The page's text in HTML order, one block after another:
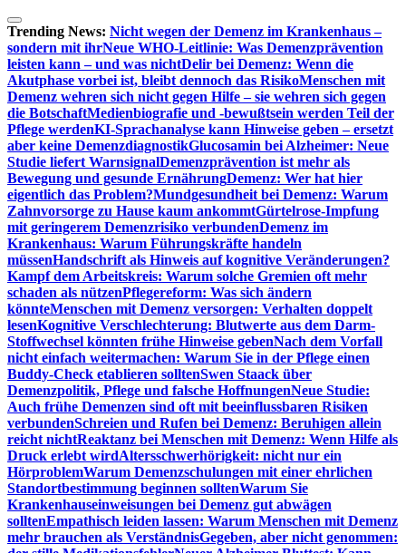
Zum
Inhalt
springen
Trending News: Nicht wegen der Demenz im Krankenhaus –
sondern mit ihrNeue WHO-Leitlinie: Was Demenzprävention
leisten kann – und was nichtDelir bei Demenz: Wenn die
Akutphase vorbei ist, bleibt dennoch das RisikoMenschen mit
Demenz wehren sich nicht gegen Hilfe – sie wehren sich gegen
die BotschaftMedienbiografie und -bewußtsein werden Teil der
Pflege werdenKI-Sprachanalyse kann Hinweise geben – ersetzt
aber keine DemenzdiagnostikGlucosamin bei Alzheimer: Neue
Studie liefert WarnsignalDemenzprävention ist mehr als
Bewegung und gesunde ErnährungDemenz: Wer hat hier
eigentlich das Problem?Mundgesundheit bei Demenz: Warum
Zahnvorsorge zu Hause kaum ankommtGürtelrose-Impfung
mit geringerem Demenzrisiko verbundenDemenz im
Krankenhaus: Warum Führungskräfte handeln
müssenHandschrift als Hinweis auf kognitive Veränderungen?
Kampf dem Arbeitskreis: Warum solche Gremien oft mehr
schaden als nützenPflegereform: Was sich ändern
könnteMenschen mit Demenz versorgen: Verhalten doppelt
lesenKognitive Verschlechterung: Blutwerte aus dem Darm-
Stoffwechsel könnten frühe Hinweise gebenNach dem Vorfall
nicht einfach weitermachen: Warum Sie in der Pflege einen
Buddy-Check etablieren solltenSwen Staack über
Demenzpolitik, Pflege und falsche HoffnungenNeue Studie:
Auch frühe Demenzen sind oft mit beeinflussbaren Risiken
verbundenSchreien und Rufen bei Demenz: Beruhigen allein
reicht nichtReaktanz bei Menschen mit Demenz: Wenn Hilfe als
Druck erlebt wirdAltersschwerhörigkeit: nicht nur ein
HörproblemWarum Demenzschulungen mit einer ehrlichen
Standortbestimmung beginnen solltenWarum Sie
Krankenhauseinweisungen bei Demenz gut abwägen
solltenEmpathisch leiden lassen: Warum Menschen mit Demenz
mehr brauchen als VerständnisGegeben, aber nicht genommen: